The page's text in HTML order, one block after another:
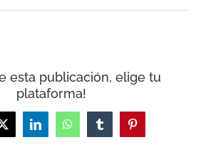
esta publicación, elige tu
plataforma!
X LinkedInWhatsAppTumblrPinterest